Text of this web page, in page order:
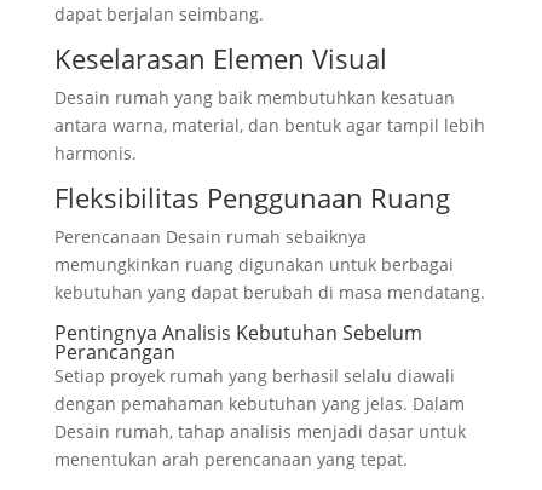
dapat berjalan seimbang.
Keselarasan Elemen Visual
Desain rumah yang baik membutuhkan kesatuan
antara warna, material, dan bentuk agar tampil lebih
harmonis.
Fleksibilitas Penggunaan Ruang
Perencanaan Desain rumah sebaiknya
memungkinkan ruang digunakan untuk berbagai
kebutuhan yang dapat berubah di masa mendatang.
Pentingnya Analisis Kebutuhan Sebelum
Perancangan
Setiap proyek rumah yang berhasil selalu diawali
dengan pemahaman kebutuhan yang jelas. Dalam
Desain rumah, tahap analisis menjadi dasar untuk
menentukan arah perencanaan yang tepat.